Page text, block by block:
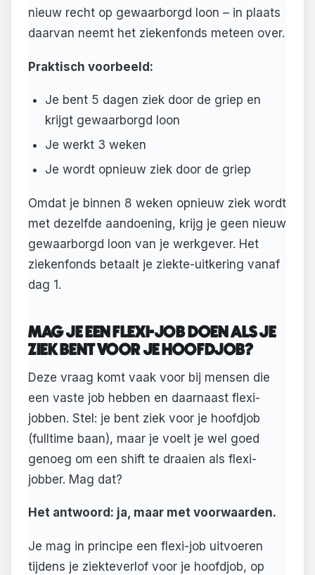
nieuw recht op gewaarborgd loon – in plaats
daarvan neemt het ziekenfonds meteen over.
Praktisch voorbeeld:
Je bent 5 dagen ziek door de griep en
krijgt gewaarborgd loon
Je werkt 3 weken
Je wordt opnieuw ziek door de griep
Omdat je binnen 8 weken opnieuw ziek wordt
met dezelfde aandoening, krijg je geen nieuw
gewaarborgd loon van je werkgever. Het
ziekenfonds betaalt je ziekte-uitkering vanaf
dag 1.
MAG JE EEN FLEXI-JOB DOEN ALS JE
ZIEK BENT VOOR JE HOOFDJOB?
Deze vraag komt vaak voor bij mensen die
een vaste job hebben en daarnaast flexi-
jobben. Stel: je bent ziek voor je hoofdjob
(fulltime baan), maar je voelt je wel goed
genoeg om een shift te draaien als flexi-
jobber. Mag dat?
Het antwoord: ja, maar met voorwaarden.
Je mag in principe een flexi-job uitvoeren
tijdens je ziekteverlof voor je hoofdjob, op